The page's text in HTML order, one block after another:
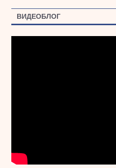
ВИДЕОБЛОГ